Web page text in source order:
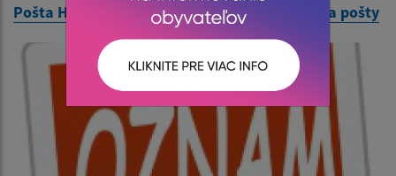
Pošta Hraň - oznámenie dočasného zatvorenia pošty